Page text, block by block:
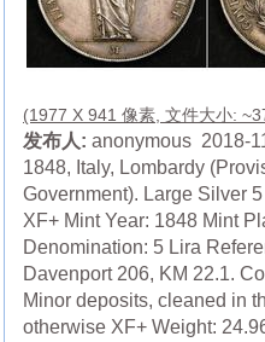
(1977 X 941 像素, 文件大小:
发布人: anonymous 2018-
1848, Italy, Lombardy
Government). Large Silver
XF+ Mint Year: 1848 Mint
Denomination: 5 Lira
Davenport 206, KM 22.1.
Minor deposits, cleaned in
otherwise XF+ Weight: